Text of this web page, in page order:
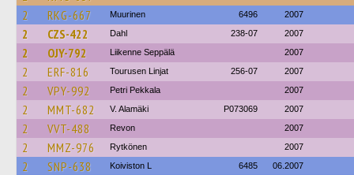
2 RKG-667 Muurinen 6496 2007
2 CZS-422 Dahl 238-07 2007
2 OJY-792 Liikenne Seppälä 2007
2 ERF-816 Tourusen Linjat 256-07 2007
2 VPY-992 Petri Pekkala 2007
2 MMT-682 V. Alamäki P073069 2007
2 VVT-488 Revon 2007
2 MMZ-976 Rytkönen 2007
2 SNP-638 Koiviston L 6485 06.2007